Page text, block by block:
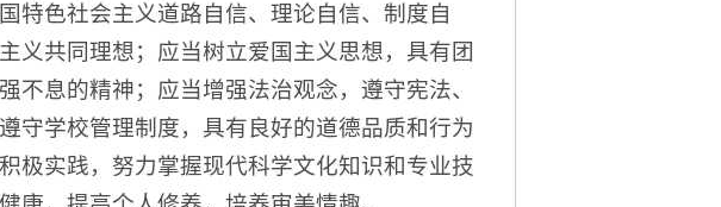
特色社会主义道路自信、理论自信、制度自
义共同理想；应当树立爱国主义思想，具有团
不息的精神；应当增强法治观念，遵守宪法、
守学校管理制度，具有良好的道德品质和行为
极实践，努力掌握现代科学文化知识和专业技